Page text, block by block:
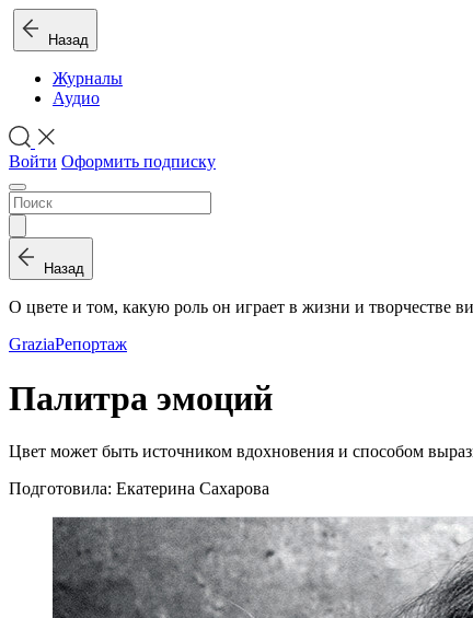
Назад
Журналы
Аудио
Войти Оформить подписку
Назад
О цвете и том, какую роль он играет в жизни и творчестве
GraziaРепортаж
Палитра эмоций
Цвет может быть источником вдохновения и способом
Подготовила: Екатерина Сахарова